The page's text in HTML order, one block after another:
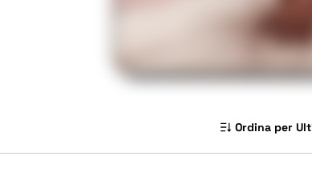
Ordina per